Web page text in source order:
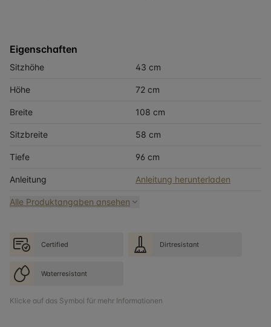
Eigenschaften
Sitzhöhe 43 cm
Höhe 72 cm
Breite 108 cm
Sitzbreite 58 cm
Tiefe 96 cm
Anleitung Anleitung herunterladen
Alle Produktangaben ansehen
Certified Dirtresistant
Waterresistant
Klicke auf das Symbol für mehr Informationen